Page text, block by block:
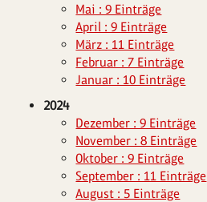
Mai : 9 Einträge
April : 9 Einträge
März : 11 Einträge
Februar : 7 Einträge
Januar : 10 Einträge
2024
Dezember : 9 Einträge
November : 8 Einträge
Oktober : 9 Einträge
September : 11 Einträge
August : 5 Einträge